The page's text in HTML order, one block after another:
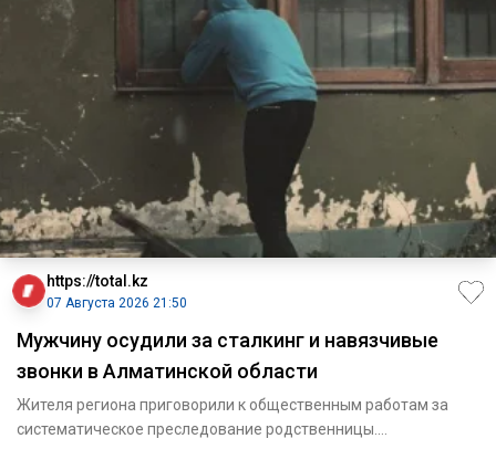
https://total.kz
07 Августа 2026 21:50
Мужчину осудили за сталкинг и навязчивые
звонки в Алматинской области
Жителя региона приговорили к общественным работам за
систематическое преследование родственницы.